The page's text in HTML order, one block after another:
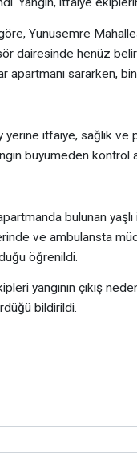
Yunusemre
dairesinde henüz
apartmanı sararken,
yerine itfaiye, sağlık ve
büyümeden kontrol
apartmanda bulunan
ve ambulansta
öğrenildi.
yangının çıkış
bildirildi.